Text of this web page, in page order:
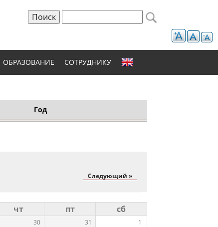
Форма поиска
ОБРАЗОВАНИЕ СОТРУДНИКУ
Год
Следующий »
чт пт сб
30 31 1